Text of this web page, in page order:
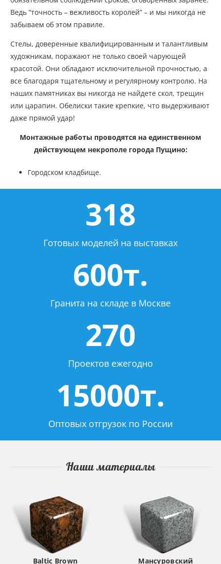
Ведь “точность – вежливость королей” – и мы никогда не
забываем об этом правиле.
Стелы, доверенные квалифицированным и талантливым
художникам, поражают не только своей чарующей
красотой. Они обладают исключительной прочностью, а
все благодаря тщательному и регулярному контролю. На
наших памятниках вы никогда не найдете скол, трещин
или царапин. Обелиски такие крепкие, что выдерживают
даже прямой удар!
Монтажные работы проводятся на единственном
действующем некрополе города Пущино:
Городском кладбище.
318
Готовых моделей на выставках
600т.
Гранита на складе в Москве
270
Проектов ежегодно
15000т.
Оптовых отгрузок по России
Наши материалы
Baltic Brown Мансуровский